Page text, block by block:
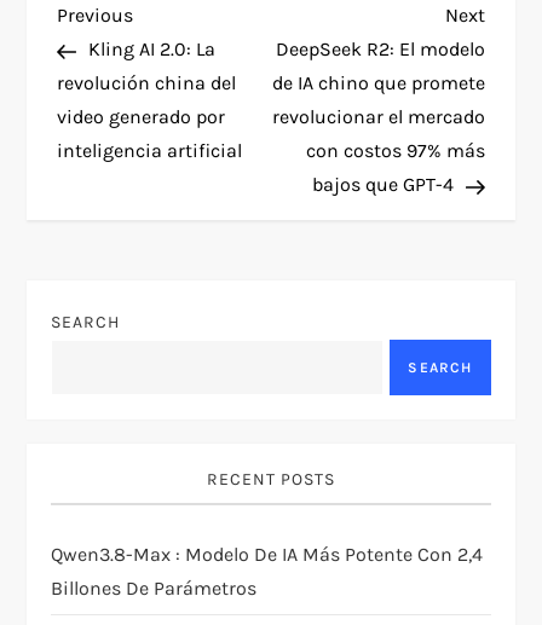
P
o
s
a
a
t
Previous
Post
Previous
Kling AI 2.0: La
revolución china del
video generado por
inteligencia artificial
Next
Post
Next
DeepSeek R2: El modelo
de IA chino que promete
revolucionar el mercado
con costos 97% más
bajos que GPT-4
SEARCH
SEARCH
RECENT POSTS
Qwen3.8-Max : Modelo De IA Más Potente Con 2,4
Billones De Parámetros